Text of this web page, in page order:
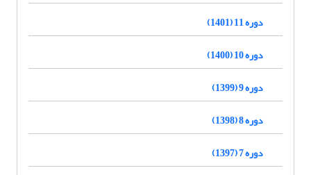
دوره 11 (1401)
دوره 10 (1400)
دوره 9 (1399)
دوره 8 (1398)
دوره 7 (1397)